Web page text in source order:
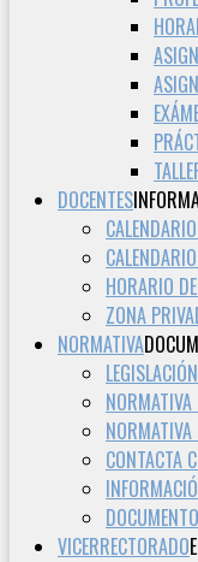
DOCENTES
HORARIO
ZONA
NORMATIVA
LEGISLACIÓN
CONTACTA
VICERRECTORADO